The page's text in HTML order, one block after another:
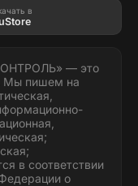
в
— это
Мы пишем на
в соответствии
о